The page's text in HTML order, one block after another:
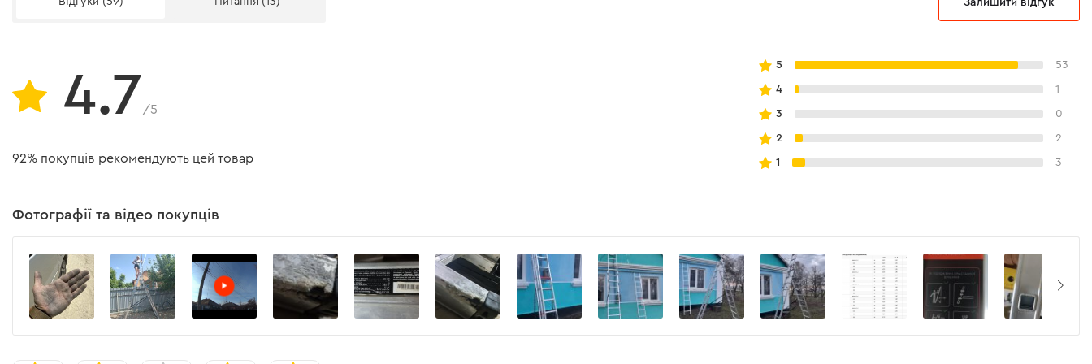
Завантажити інструкцію до "Драбина алюмінієва універсальна Dnipro-M CL-65 PRO 3х10 сх"
4.7/5
92% покупців рекомендують цей товар
5 53
4 1
3 0
2 2
1 3
Фотографії та відео покупців